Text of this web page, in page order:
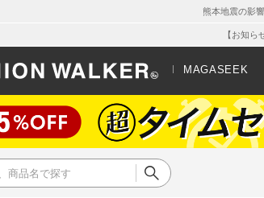
熊本地震の影
【お知
MAGASEEK